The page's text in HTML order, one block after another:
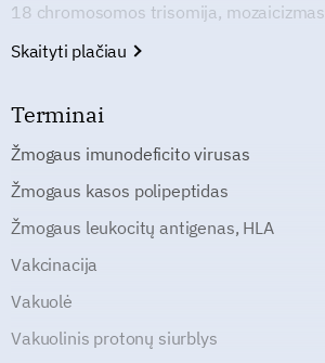
18 chromosomos trisomija, mozaicizmas
Skaityti plačiau
Terminai
Žmogaus imunodeficito virusas
Žmogaus kasos polipeptidas
Žmogaus leukocitų antigenas, HLA
Vakcinacija
Vakuolė
Vakuolinis protonų siurblys